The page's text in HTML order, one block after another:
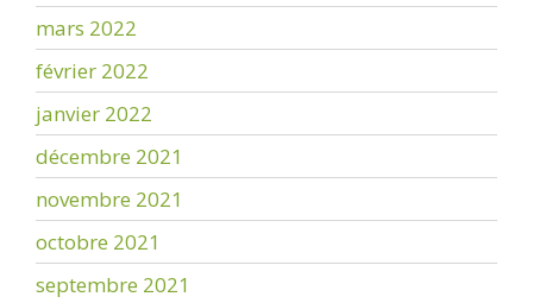
mars 2022
février 2022
janvier 2022
décembre 2021
novembre 2021
octobre 2021
septembre 2021